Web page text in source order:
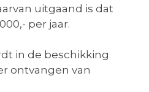
uitgaand is dat
per jaar.
in de beschikking
ontvangen van